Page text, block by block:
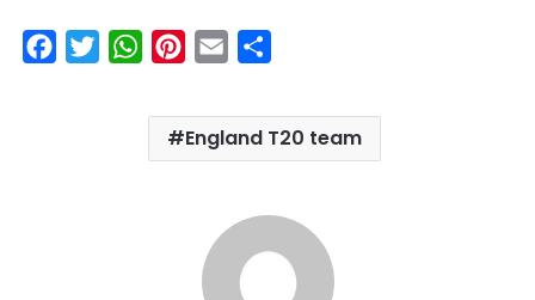
W
a
n
t
a
i
a
r
England T20 team